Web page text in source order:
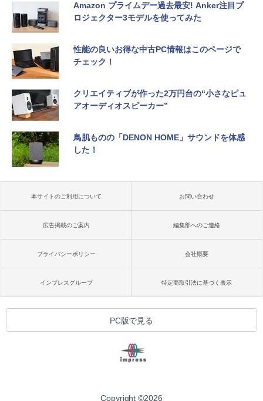
Amazon プライムデー過去最安! Anker注目プ
ロジェクター3モデルを使ってみた
性能の良いお得な中古PC情報はこのページで
チェック！
クリエイティブが作った2万円台の“小さなピュ
アオーディオスピーカー”
鳥肌ものの「DENON HOME」サウンドを体感
した！
本サイトのご利用について お問い合わせ
広告掲載のご案内 編集部へのご連絡
プライバシーポリシー 会社概要
インプレスグループ 特定商取引法に基づく表示
PC版で見る
Copyright ©2026